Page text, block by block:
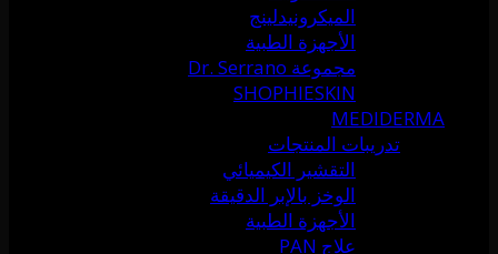
الميكرونيدلينج
الأجهزة الطبية
مجموعة Dr. Serrano
SHOPHIESKIN
MEDIDERMA
تدريبات المنتجات
التقشير الكيميائي
الوخز بالإبر الدقيقة
الأجهزة الطبية
علاج PAN